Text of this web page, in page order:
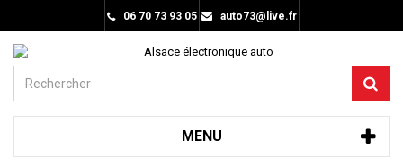
06 70 73 93 05 auto73@live.fr
MENU